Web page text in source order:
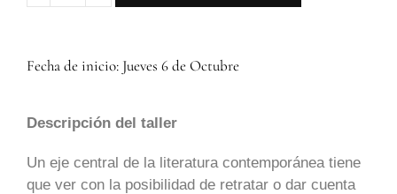
Fecha de inicio: Jueves 6 de Octubre
Descripción del taller
Un eje central de la literatura contemporánea tiene
que ver con la posibilidad de retratar o dar cuenta